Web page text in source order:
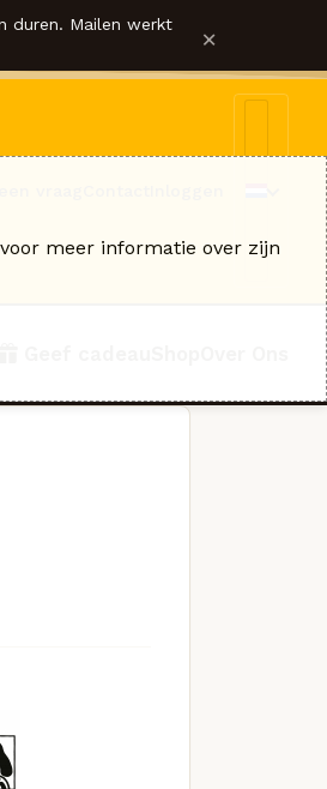
duren. Mailen werkt ×
voor meer informatie over zijn